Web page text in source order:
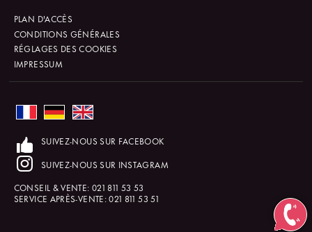
PLAN D'ACCÈS
CONDITIONS GÉNÉRALES
RÉGLAGES DES COOKIES
IMPRESSUM
SUIVEZ-NOUS SUR FACEBOOK
SUIVEZ-NOUS SUR INSTAGRAM
CONSEIL & VENTE: 021 811 53 53
SERVICE APRÈS-VENTE:021 811 53 51